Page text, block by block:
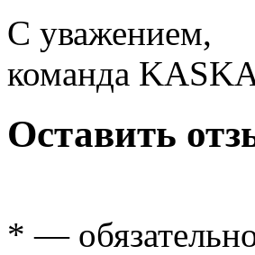
С уважением,
команда
Оставить
* —